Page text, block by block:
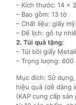
– Kích thước: 14 x
– Bao gồm: 13 tờ
– Chất liệu: giấy
– Đế lịch: gỗ tự
2. Túi quà tặng:
– Túi bồi giấy
– Trọng lượng: 600
Mục đích: Sử
hiệu quả (dễ dàng
(KAP cung cấp